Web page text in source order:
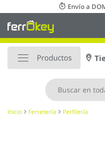
al
contenido
Envío a
Productos
Inicio Ferretería Perfilería